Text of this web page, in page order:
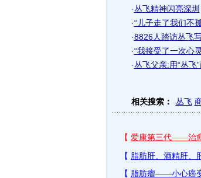
·丛飞精神闪亮深圳
·“儿子走了我们不
·8826人踏访丛飞
·“我接受了一次心
·丛飞父亲:用“丛飞
相关搜索： 丛飞